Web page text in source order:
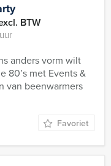
BTW
anders vorm wilt
80’s met Events &
van beenwarmers
Favoriet